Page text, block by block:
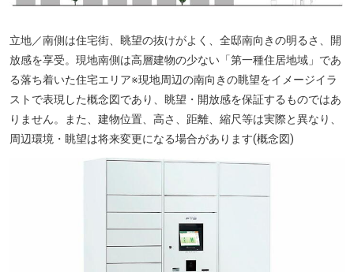
立地／南側は住宅街、眺望の抜けがよく、全邸南向きの明るさ、開
放感を享受。現地南側は高層建物の少ない「第一種住居地域」であ
る落ち着いた住宅エリア※現地周辺の南向きの眺望をイメージイラ
ストで表現した概念図であり、眺望・開放感を保証するものではあ
りません。また、建物位置、高さ、距離、縮尺等は実際と異なり、
周辺環境・眺望は将来変更になる場合があります(概念図)